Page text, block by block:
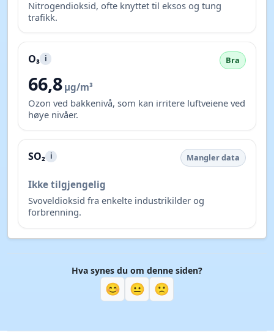
Nitrogendioksid, ofte knyttet til eksos og tung
trafikk.
O₃ i Bra
66,8 µg/m³
Ozon ved bakkenivå, som kan irritere luftveiene ved
høye nivåer.
SO₂ i Mangler data
Ikke tilgjengelig
Svoveldioksid fra enkelte industrikilder og
forbrenning.
Hva synes du om denne siden?
😊 😐 🙁